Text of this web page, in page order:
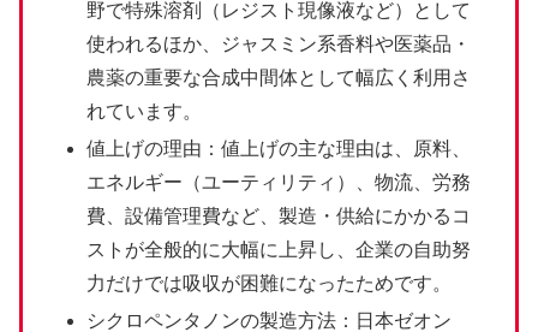
野で特殊溶剤（レジスト現像液など）として
使われるほか、ジャスミン系香料や医薬品・
農薬の重要な合成中間体として幅広く利用さ
れています。
値上げの理由：値上げの主な理由は、原料、
エネルギー（ユーティリティ）、物流、労務
費、設備管理費など、製造・供給にかかるコ
ストが全般的に大幅に上昇し、企業の自助努
力だけでは吸収が困難になったためです。
シクロペンタノンの製造方法：日本ゼオン